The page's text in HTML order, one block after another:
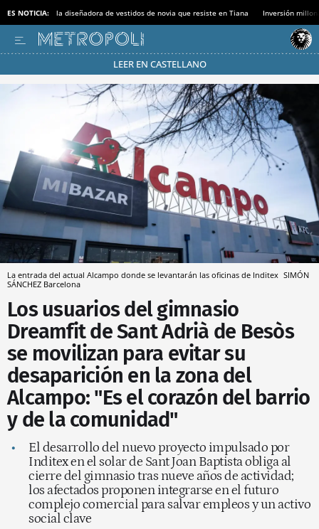
ES NOTICIA: la diseñadora de vestidos de novia que resiste en Tiana Inversión
LEER EN CASTELLANO
Pásate al MODO AHORRO
La entrada del actual Alcampo donde se levantarán las oficinas de Inditex SIMÓN
SÁNCHEZ Barcelona
Los usuarios del gimnasio
Dreamfit de Sant Adrià de Besòs
se movilizan para evitar su
desaparición en la zona del
Alcampo: "Es el corazón del barrio
y de la comunidad"
El desarrollo del nuevo proyecto impulsado por
Inditex en el solar de Sant Joan Baptista obliga al
cierre del gimnasio tras nueve años de actividad;
los afectados proponen integrarse en el futuro
complejo comercial para salvar empleos y un activo
social clave